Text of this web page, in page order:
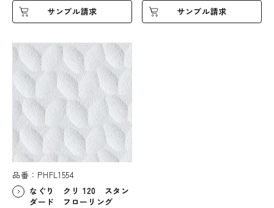
サンプル請求 サンプル請求
品番：PHFL1554
なぐり クリ 120 スタン
ダード フローリング